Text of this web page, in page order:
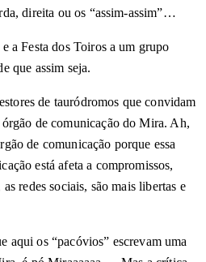
direita ou os “assim-assim”…
a Festa dos Toiros a um grupo
que assim seja.
de tauródromos que convidam
órgão de comunicação do Mira. Ah,
de comunicação porque essa
está afeta a compromissos,
redes sociais, são mais libertas e
aqui os “pacóvios” escrevam uma